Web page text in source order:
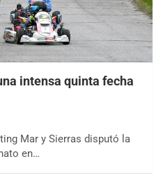
intensa quinta fecha
Mar y Sierras disputó la
en…